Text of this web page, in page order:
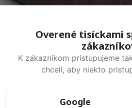
Overené tisíckami
K zákazníkom pristupujeme
chceli, aby niekto
Google